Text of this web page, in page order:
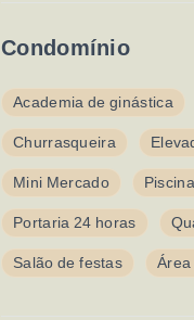
Condomínio
Academia de ginástica
Churrasqueira
Mini Mercado
Portaria 24 horas
Salão de festas